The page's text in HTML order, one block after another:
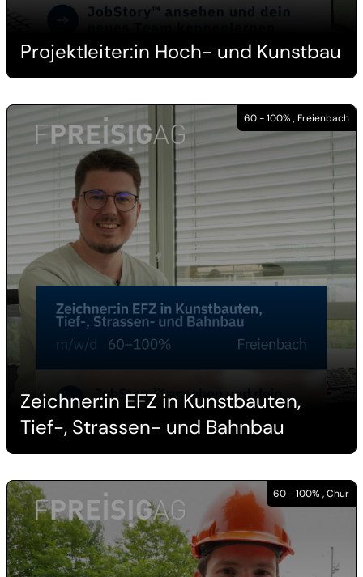
Projektleiter:in Hoch- und Kunstbau
60 - 100% , Freienbach
Zeichner:in EFZ in Kunstbauten,
Tief-, Strassen- und Bahnbau
60 - 100% , Chur